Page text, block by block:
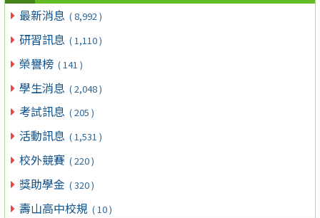
最新消息 ( 8,992 )
研習訊息 ( 1,110 )
榮譽榜 ( 141 )
學生消息 ( 2,048 )
考試訊息 ( 205 )
活動訊息 ( 1,531 )
校外競賽 ( 220 )
獎助學金 ( 320 )
壽山高中校規 ( 10 )